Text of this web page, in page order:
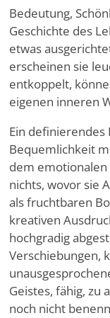
Bedeutung,
Geschichte des
etwas
erscheinen sie
entkoppelt,
eigenen inneren
Ein definierendes
Bequemlichkeit
dem emotionalen
nichts, wovor sie
als fruchtbaren
kreativen
hochgradig
Verschiebungen,
Geistes, fähig, zu
noch nicht